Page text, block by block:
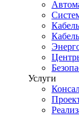
Услуги